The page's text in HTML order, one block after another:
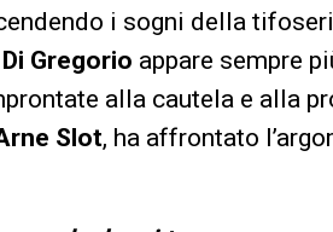
i sogni della
Gregorio appare sempre
alla cautela e alla
Slot, ha affrontato